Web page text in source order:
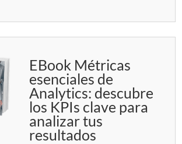
EBook Métricas
esenciales de
Analytics: descubre
los KPIs clave para
analizar tus
resultados